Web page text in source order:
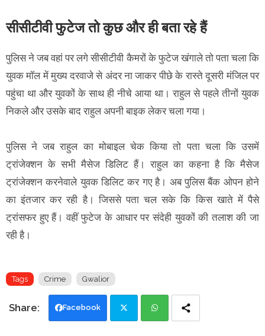
सीसीटीवी फुटेज तो कुछ और ही बता रहे हैं
पुलिस ने जब वहां पर लगे सीसीटीवी कैमरों के फुटेज खंगाले तो पता चला कि
युवक मॉल में मुख्य दरवाजे से अंदर ना जाकर पीछे के रास्ते दूसरी मंजिल पर
पहुंचा था और युवकों के साथ ही नीचे आया था। राहुल से पहले तीनों युवक
निकले और उसके बाद राहुल अपनी बाइक लेकर चला गया।
पुलिस ने जब राहुल का मोबाइल चेक किया तो पता चला कि उसमें
ट्रांजेक्शन के सभी मैसेज डिलिट हैं। राहुल का कहना है कि मैसेज
ट्रांजेक्शन करनेवाले युवक डिलिट कर गए है। अब पुलिस बैंक ओपन होने
का इंतजार कर रही है। जिससे पता चल सके कि किस खाते में पैसे
ट्रांसफर हुए हैं। वहीं फुटेज के आधार पर संदेही युवकों की तलाश की जा
रही है।
Tags Crime Gwalior
Facebook